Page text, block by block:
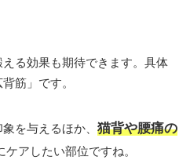
る効果も期待できます。具体
筋」です。
を与えるほか、 猫背や腰痛の
アしたい部位ですね。